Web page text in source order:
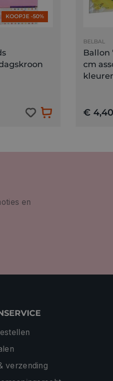
KOOPJE -50%
BELBAL
Ballon
cm
€ 4,40
en
verzending